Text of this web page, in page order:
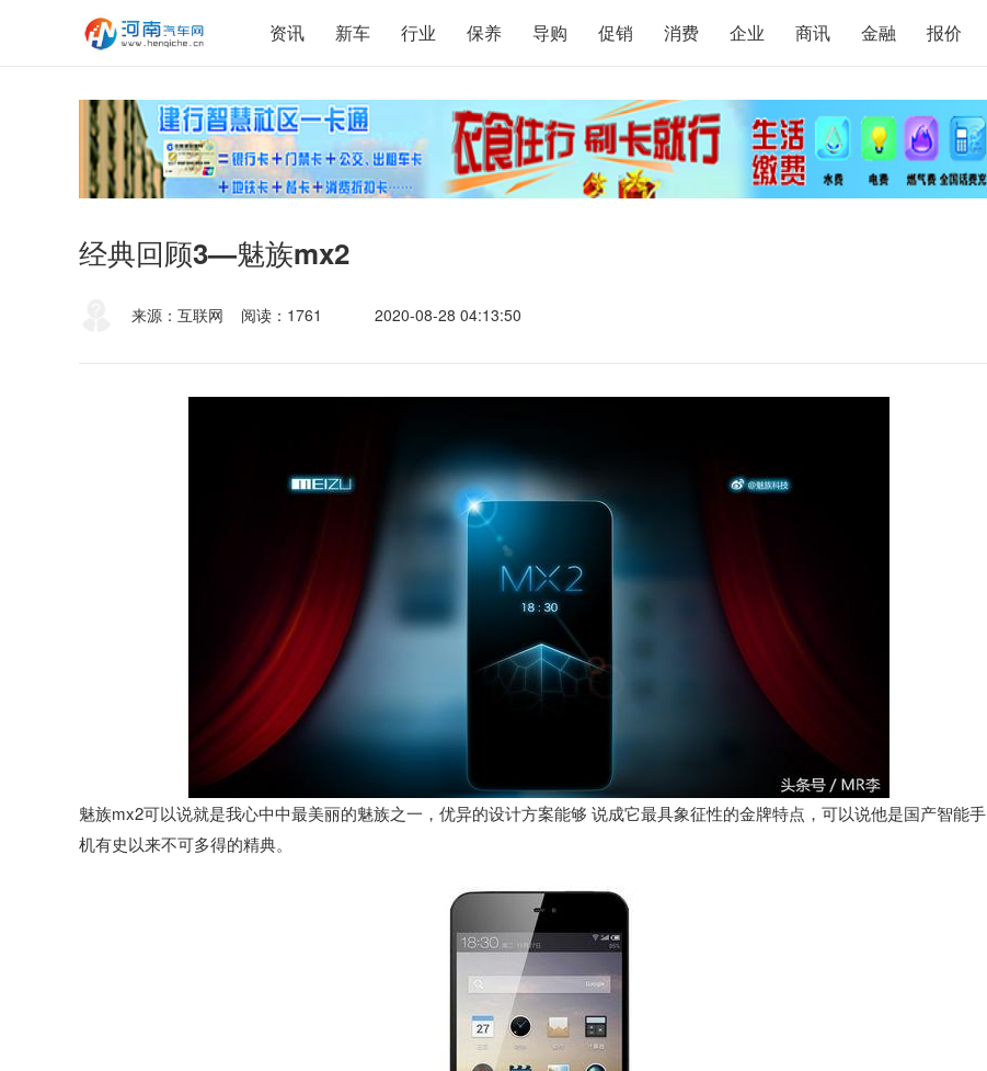
资讯 新车 行业 保养 导购 促销 消费 企业 商讯 金融 报价
经典回顾3—魅族mx2
来源：互联网 阅读：1761 2020-08-28 04:13:50
魅族mx2可以说就是我心中中最美丽的魅族之一，优异的设计方案能够 说成它最具象征性的金牌特点，可以说他是国产智能手
机有史以来不可多得的精典。